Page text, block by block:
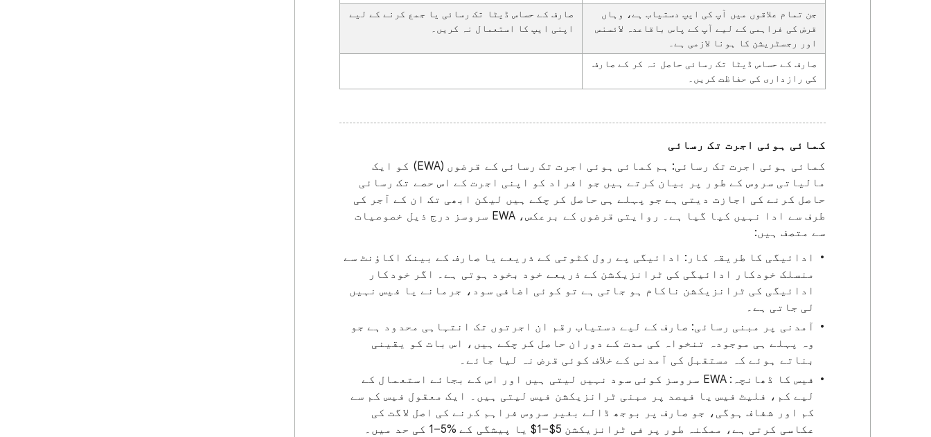
جن تمام علاقوں میں آپ کی ایپ دستیاب ہے، وہاں
قرض کی فراہمی کے لیے آپ کے پاس باقاعدہ لائسنس
اور رجسٹریشن کا ہونا لازمی ہے۔
صارف کے حساس ڈیٹا تک رسائی یا جمع کرنے کے لیے
اپنی ایپ کا استعمال نہ کریں۔
صارف کے حساس ڈیٹا تک رسائی حاصل نہ کر کے صارف
کی رازداری کی حفاظت کریں۔
کمائی ہوئی اجرت تک رسائی
کمائی ہوئی اجرت تک رسائی: ہم کمائی ہوئی اجرت تک رسائی کے قرضوں (EWA) کو ایک
مالیاتی سروس کے طور پر بیان کرتے ہیں جو افراد کو اپنی اجرت کے اس حصے تک رسائی
حاصل کرنے کی اجازت دیتی ہے جو پہلے ہی حاصل کر چکے ہیں لیکن ابھی تک ان کے آجر کی
طرف سے ادا نہیں کیا گیا ہے۔ روایتی قرضوں کے برعکس، EWA سروسز درج ذیل خصوصیات
سے متصف ہیں:
ادائیگی کا طریقہ کار: ادائیگی پے رول کٹوتی کے ذریعے یا صارف کے بینک اکاؤنٹ سے
منسلک خودکار ادائیگی کی ٹرانزیکشن کے ذریعے خود بخود ہوتی ہے۔ اگر خودکار
ادائیگی کی ٹرانزیکشن ناکام ہو جاتی ہے تو کوئی اضافی سود، جرمانے یا فیس نہیں
لی جاتی ہے۔
آمدنی پر مبنی رسائی: صارف کے لیے دستیاب رقم ان اجرتوں تک انتہاہی محدود ہے جو
وہ پہلے ہی موجودہ تنخواہ کی مدت کے دوران حاصل کر چکے ہیں، اس بات کو یقینی
بناتے ہوئے کہ مستقبل کی آمدنی کے خلاف کوئی قرض نہ لیا جائے۔
فیس کا ڈھانچہ: EWA سروسز کوئی سود نہیں لیتی ہیں اور اس کے بجائے استعمال کے
لیے کم، فلیٹ فیس یا فیصد پر مبنی ٹرانزیکشن فیس لیتی ہیں۔ ایک معقول فیس کم سے
کم اور شفاف ہوگی، جو صارف پر بوجھ ڈالے بغیر سروس فراہم کرنے کی اصل لاگت کی
عکاسی کرتی ہے، ممکنہ طور پر فی ٹرانزیکشن ‎$1–$5 یا پیشگی کے ‎1–5% کی حد میں۔